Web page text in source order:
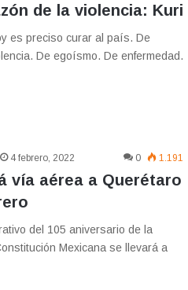
de la violencia: Kuri
es preciso curar al país. De
De egoísmo. De enfermedad.
4 febrero, 2022 0 1.191
vía aérea a Querétaro
del 105 aniversario de la
Mexicana se llevará a